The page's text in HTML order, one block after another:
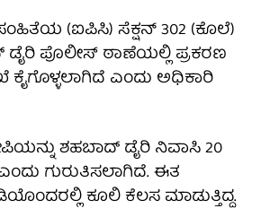
(ಐಪಿಸಿ) ಸೆಕ್ಷನ್ 302 (ಕೊಲೆ)
ಪೊಲೀಸ್ ಠಾಣೆಯಲ್ಲಿ ಪ್ರಕರಣ
ಕೈಗೊಳ್ಳಲಾಗಿದೆ ಎಂದು ಅಧಿಕಾರಿ
ಶಹಬಾದ್ ಡೈರಿ ನಿವಾಸಿ 20
ಗುರುತಿಸಲಾಗಿದೆ. ಈತ
ಕೂಲಿ ಕೆಲಸ ಮಾಡುತ್ತಿದ್ದ.